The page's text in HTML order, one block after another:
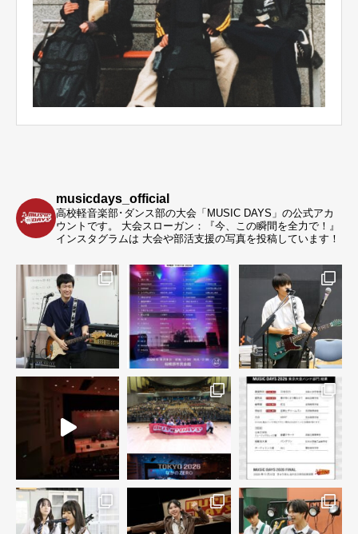
musicdays_official
高校軽音楽部･ダンス部の大会「MUSIC DAYS」の公式アカ
ウントです。
大会スローガン：『今、この瞬間を全力で！』
インスタグラムは 大会や部活支援の写真を投稿しています！